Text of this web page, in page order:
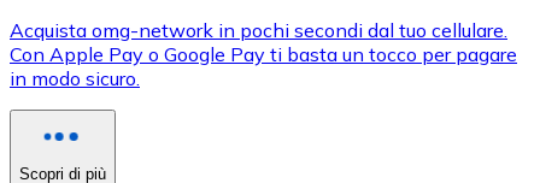
Vedi tutto
Acquista omg-network in pochi secondi dal tuo cellulare.
Con Apple Pay o Google Pay ti basta un tocco per pagare
in modo sicuro.
Scopri di più